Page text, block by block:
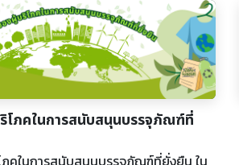
โภคในการสนับสนุนบรรจุภัณฑ์ที่